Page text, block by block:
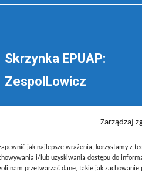
Zarządzaj
jak najlepsze wrażenia, korzystamy z
i/lub uzyskiwania dostępu do
nam przetwarzać dane, takie jak zachowanie
Skrzynka EPUAP:
ZespolLowicz
wyślij pismo ogólne do
szkoły –
poprzez gov.pl